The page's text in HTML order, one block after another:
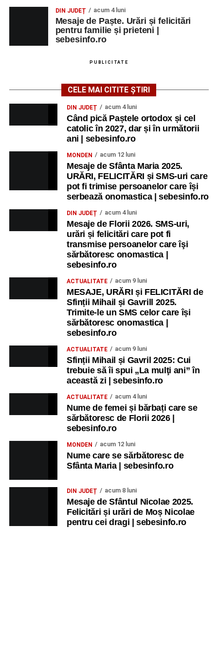
DIN JUDEȚ acum 4 luni
Mesaje de Paște. Urări și felicitări
pentru familie și prieteni |
sebesinfo.ro
PUBLICITATE
CELE MAI CITITE ȘTIRI
DIN JUDEȚ acum 4 luni
Când pică Paștele ortodox și cel
catolic în 2027, dar și în următorii
ani | sebesinfo.ro
MONDEN acum 12 luni
Mesaje de Sfânta Maria 2025.
URĂRI, FELICITĂRI și SMS-uri care
pot fi trimise persoanelor care își
serbează onomastica | sebesinfo.ro
DIN JUDEȚ acum 4 luni
Mesaje de Florii 2026. SMS-uri,
urări și felicitări care pot fi
transmise persoanelor care îşi
sărbătoresc onomastica |
sebesinfo.ro
ACTUALITATE acum 9 luni
MESAJE, URĂRI și FELICITĂRI de
Sfinții Mihail și Gavrill 2025.
Trimite-le un SMS celor care își
sărbătoresc onomastica |
sebesinfo.ro
ACTUALITATE acum 9 luni
Sfinții Mihail și Gavril 2025: Cui
trebuie să îi spui „La mulţi ani” în
această zi | sebesinfo.ro
ACTUALITATE acum 4 luni
Nume de femei și bărbați care se
sărbătoresc de Florii 2026 |
sebesinfo.ro
MONDEN acum 12 luni
Nume care se sărbătoresc de
Sfânta Maria | sebesinfo.ro
DIN JUDEȚ acum 8 luni
Mesaje de Sfântul Nicolae 2025.
Felicitări și urări de Moș Nicolae
pentru cei dragi | sebesinfo.ro